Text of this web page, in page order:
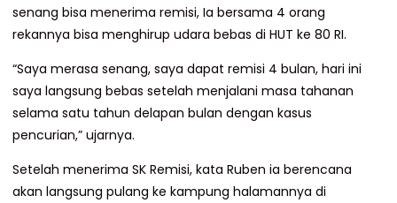
senang bisa menerima remisi, Ia bersama 4 orang
rekannya bisa menghirup udara bebas di HUT ke 80 RI.
“Saya merasa senang, saya dapat remisi 4 bulan, hari ini
saya langsung bebas setelah menjalani masa tahanan
selama satu tahun delapan bulan dengan kasus
pencurian,” ujarnya.
Setelah menerima SK Remisi, kata Ruben ia berencana
akan langsung pulang ke kampung halamannya di